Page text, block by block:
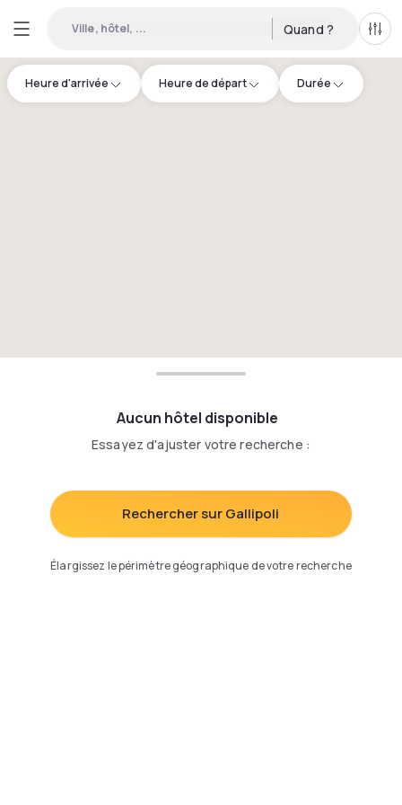
Ville, hôtel, ... Quand ?
Heure d'arrivée Heure de départ Durée
Aucun hôtel disponible
Essayez d'ajuster votre recherche :
Rechercher sur Gallipoli
Élargissez le périmètre géographique de votre recherche